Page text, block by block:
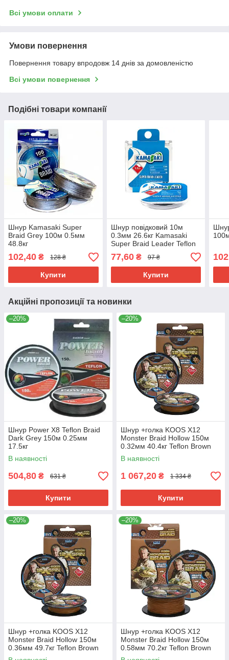
Всі умови оплати
Умови повернення
Повернення товару впродовж 14 днів за домовленістю
Всі умови повернення
Подібні товари компанії
Шнур Kamasaki Super
Braid Grey 100м 0.5мм
48.8кг
102,40 ₴ 128 ₴
Купити
Шнур повідковий 10м
0.3мм 26.6кг Kamasaki
Super Braid Leader Teflon
Grey
77,60₴ 97 ₴
Купити
Акційні пропозиції та новинки
–20%
Шнур Power X8 Teflon Braid
Dark Grey 150м 0.25мм
17.5кг
В наявності
504,80 ₴ 631 ₴
Купити
–20%
Шнур +голка KOOS X12
Monster Braid Hollow 150м
0.32мм 40.4кг Teflon Brown
В наявності
1 067,20 ₴ 1 334 ₴
Купити
–20%
Шнур +голка KOOS X12
Monster Braid Hollow 150м
0.36мм 49.7кг Teflon Brown
–20%
Шнур +голка KOOS X12
Monster Braid Hollow 150м
0.58мм 70.2кг Teflon Brown